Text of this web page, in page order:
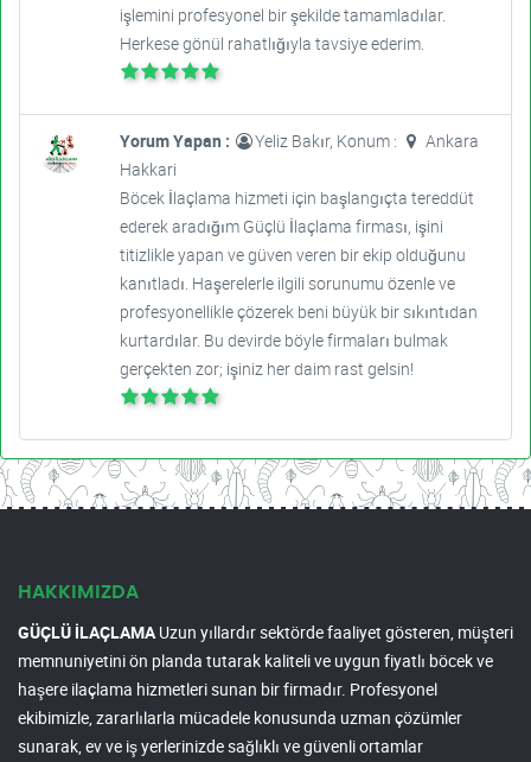
işlemini profesyonel bir şekilde tamamladılar.
Herkese gönül rahatlığıyla tavsiye ederim.
Yorum Yapan : Yeliz Bakır, Konum :
Ankara
Hakkari
Böcek İlaçlama hizmeti için başlangıçta tereddüt
ederek aradığım Güçlü İlaçlama firması, işini
titizlikle yapan ve güven veren bir ekip olduğunu
kanıtladı. Haşerelerle ilgili sorunumu özenle ve
profesyonellikle çözerek beni büyük bir sıkıntıdan
kurtardılar. Bu devirde böyle firmaları bulmak
gerçekten zor; işiniz her daim rast gelsin!
HAKKIMIZDA
GÜÇLÜ İLAÇLAMAUzun yıllardır sektörde faaliyet gösteren, müşteri
memnuniyetini ön planda tutarak kaliteli ve uygun fiyatlı böcek ve
haşere ilaçlama hizmetleri sunan bir firmadır. Profesyonel
ekibimizle, zararlılarla mücadele konusunda uzman çözümler
sunarak, ev ve iş yerlerinizde sağlıklı ve güvenli ortamlar